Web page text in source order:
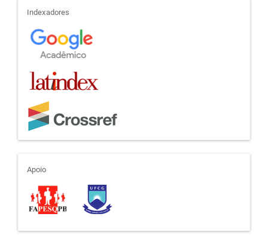
indexadores
Indexadores
apoio
Apoio